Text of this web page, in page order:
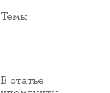
Темы
В статье